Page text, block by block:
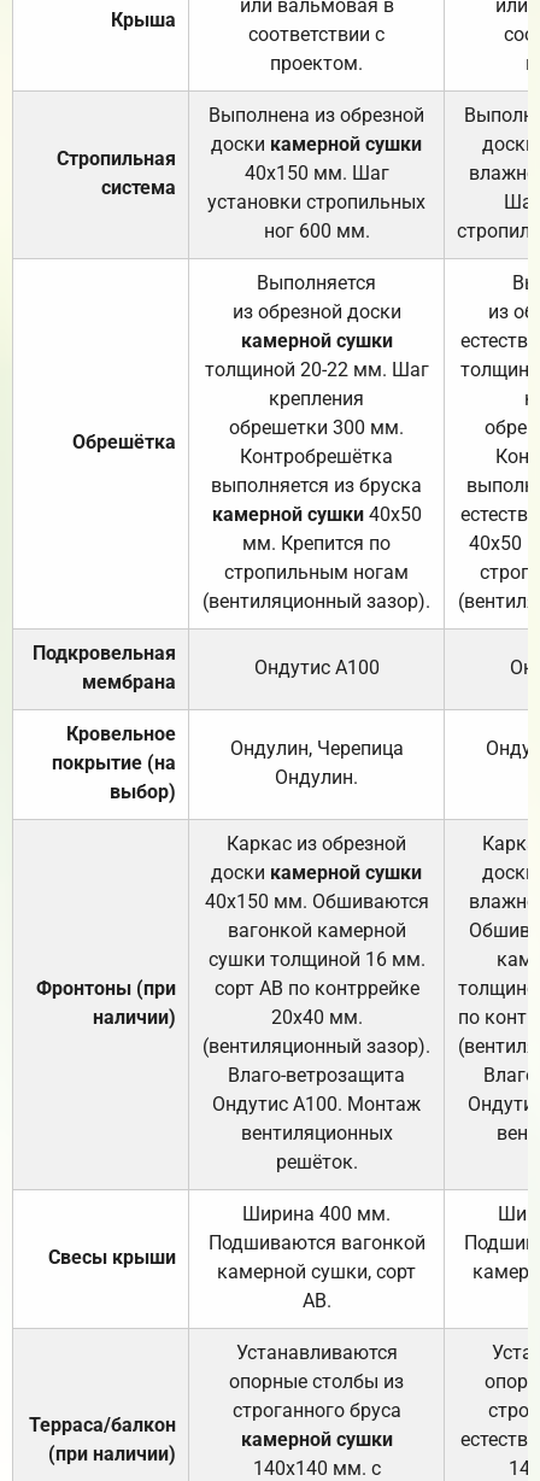
Крыша
или вальмовая в
соответствии с
проектом.
или
Стропильная
система
Выполнена из обрезной
доски камерной сушки
40х150 мм. Шаг
установки стропильных
ног 600 мм.
доски
Обрешётка
Выполняется
из обрезной доски
камерной сушки
толщиной 20-22 мм. Шаг
крепления
обрешетки 300 мм.
Контробрешётка
выполняется из бруска
камерной сушки40х50
мм. Крепится по
стропильным ногам
(вентиляционный зазор).
из
40х50
Подкровельная
мембрана
Ондутис А100
Кровельное
покрытие (на
выбор)
Ондулин, Черепица
Ондулин.
Фронтоны (при
наличии)
Каркас из обрезной
доски камерной сушки
40х150 мм. Обшиваются
вагонкой камерной
сушки толщиной 16 мм.
сорт АВ по контррейке
20х40 мм.
(вентиляционный зазор).
Влаго-ветрозащита
Ондутис А100. Монтаж
вентиляционных
решёток.
доски
по
Свесы крыши
Ширина 400 мм.
Подшиваются вагонкой
камерной сушки, сорт
АВ.
Терраса/балкон
(при наличии)
Устанавливаются
опорные столбы из
строганного бруса
камерной сушки
140х140 мм. с